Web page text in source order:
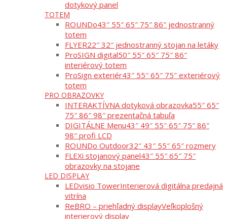
dotykový panel
TOTEM
ROUNDo43″ 55″ 65″ 75″ 86″ jednostranný
totem
FLYER22″ 32″ jednostranný stojan na letáky
ProSIGN digital50″ 55″ 65″ 75″ 86″
interiérový totem
ProSign exteriér43″ 55″ 65″ 75″ exteriérový
totem
PRO OBRAZOVKY
INTERAKTÍVNA dotyková obrazovka55″ 65″
75″ 86″ 98″ prezentačná tabuľa
DIGITÁLNE Menu43″ 49″ 55″ 65″ 75″ 86″
98″ profi LCD
ROUNDo Outdoor32″ 43″ 55″ 65″ rozmery
FLEXi stojanový panel43″ 55″ 65″ 75″
obrazovky na stojane
LED DISPLAY
LEDvisio TowerInterierová digitálna predajná
vitrína
ReBRO – priehľadný displayVeľkoplošný
interierový display